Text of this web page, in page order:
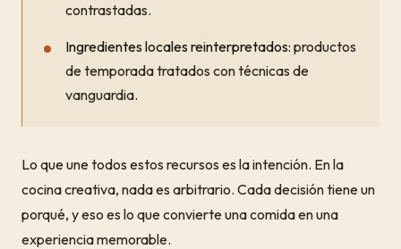
contrastadas.
Ingredientes locales reinterpretados: productos
de temporada tratados con técnicas de
vanguardia.
Lo que une todos estos recursos es la intención. En la
cocina creativa, nada es arbitrario. Cada decisión tiene un
porqué, y eso es lo que convierte una comida en una
experiencia memorable.